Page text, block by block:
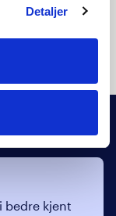
Detaljer
bedre kjent